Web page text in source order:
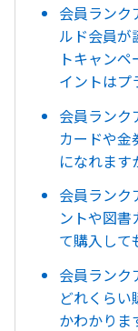
会員ランク
ルド会員が
トキャン
イントはプ
会員ランク
カードや金
になれます
会員ランク
ントや図書
て購入して
会員ランク
どれくら
かわかりま